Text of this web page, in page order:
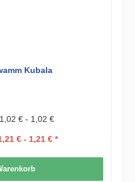
Kubala
€ - 1,02 €
€ - 1,21 € *